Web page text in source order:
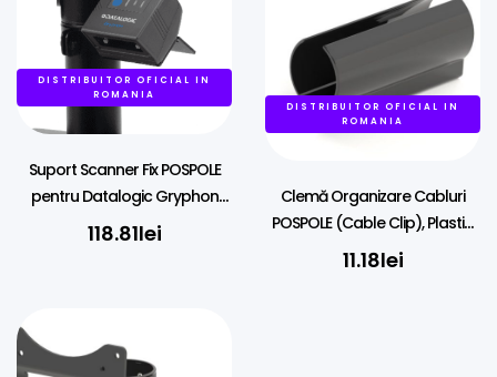
DISTRIBUITOR OFICIAL IN
ROMANIA
Suport Scanner Fix POSPOLE
pentru Datalogic Gryphon
GFS4400, Montare pe Stâlp
118.81lei
DISTRIBUITOR OFICIAL IN
ROMANIA
Clemă Organizare Cabluri
POSPOLE (Cable Clip), Plastic,
40mm – Pentru Stâlpi și Brațe
11.18lei